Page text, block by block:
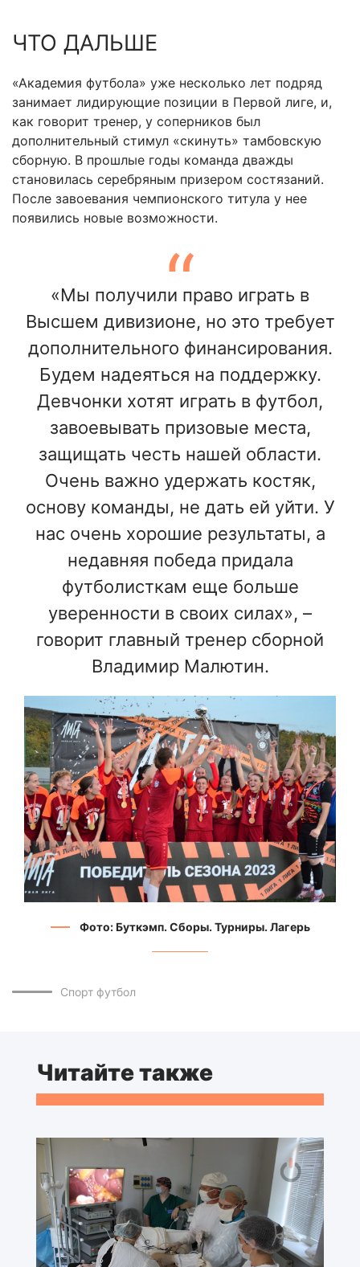
ЧТО ДАЛЬШЕ
«Академия футбола» уже несколько лет подряд
занимает лидирующие позиции в Первой лиге, и,
как говорит тренер, у соперников был
дополнительный стимул «скинуть» тамбовскую
сборную. В прошлые годы команда дважды
становилась серебряным призером состязаний.
После завоевания чемпионского титула у нее
появились новые возможности.
«Мы получили право играть в
Высшем дивизионе, но это требует
дополнительного финансирования.
Будем надеяться на поддержку.
Девчонки хотят играть в футбол,
завоевывать призовые места,
защищать честь нашей области.
Очень важно удержать костяк,
основу команды, не дать ей уйти. У
нас очень хорошие результаты, а
недавняя победа придала
футболисткам еще больше
уверенности в своих силах», –
говорит главный тренер сборной
Владимир Малютин.
Фото: Буткэмп. Сборы. Турниры. Лагерь
Спорт футбол
Читайте также